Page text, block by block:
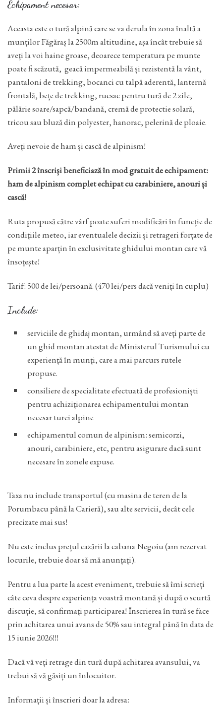
Echipament necesar:
Aceasta este o tură alpină care se va derula în zona înaltă a
munților Făgăraș la 2500m altitudine, așa încât trebuie să
aveți la voi haine groase, deoarece temperatura pe munte
poate fi scăzută, geacă impermeabilă și rezistentă la vânt,
pantaloni de trekking, bocanci cu talpă aderentă, lanternă
frontală, bețe de trekking, rucsac pentru tură de 2 zile,
pălărie soare/sapcă/bandană, cremă de protectie solară,
tricou sau bluză din polyester, hanorac, pelerină de ploaie.
Aveți nevoie de ham și cască de alpinism!
Primii 2 înscriși beneficiază în mod gratuit de echipament:
ham de alpinism complet echipat cu carabiniere, anouri și
cască!
Ruta propusă către vârf poate suferi modificări în funcție de
condițiile meteo, iar eventualele decizii și retrageri forțate de
pe munte aparțin în exclusivitate ghidului montan care vă
însoțește!
Tarif: 500 de lei/persoană. (470 lei/pers dacă veniți în cuplu)
Include:
serviciile de ghidaj montan, urmând să aveți parte de
un ghid montan atestat de Ministerul Turismului cu
experiență în munți, care a mai parcurs rutele
propuse.
consiliere de specialitate efectuată de profesioniști
pentru achiziționarea echipamentului montan
necesar turei alpine
echipamentul comun de alpinism: semicorzi,
anouri, carabiniere, etc, pentru asigurare dacă sunt
necesare în zonele expuse.
Taxa nu include transportul (cu masina de teren de la
Porumbacu până la Carieră), sau alte servicii, decât cele
precizate mai sus!
Nu este inclus prețul cazării la cabana Negoiu (am rezervat
locurile, trebuie doar să mă anunțați).
Pentru a lua parte la acest eveniment, trebuie să îmi scrieți
câte ceva despre experiența voastră montană și după o scurtă
discuție, să confirmați participarea! Înscrierea în tură se face
prin achitarea unui avans de 50% sau integral până în data de
15 iunie 2026!!!
Dacă vă veți retrage din tură după achitarea avansului, va
trebui să vă găsiți un înlocuitor.
Informații și înscrieri doar la adresa: